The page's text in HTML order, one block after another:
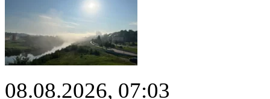
08.08.2026, 07:03